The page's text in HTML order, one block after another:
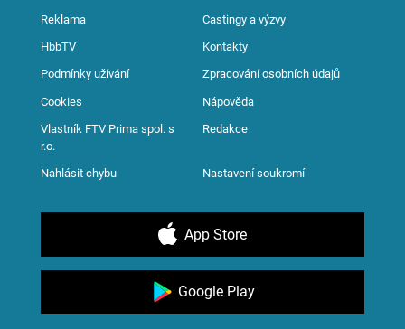
Reklama Castingy a výzvy
HbbTV Kontakty
Podmínky užívání Zpracování osobních údajů
Cookies Nápověda
Vlastník FTV Prima spol. s
r.o.
Redakce
Nahlásit chybu Nastavení soukromí
App Store
Google Play